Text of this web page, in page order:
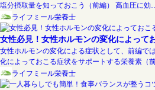
塩分摂取量を知っておこう（前編） 高血圧に効
ライフミール栄養士
女性必見！女性ホルモンの変化によって
女性ホルモンの変化による症状として、前編で
化によっておこる症状をサポートする栄養素（
ライフミール栄養士